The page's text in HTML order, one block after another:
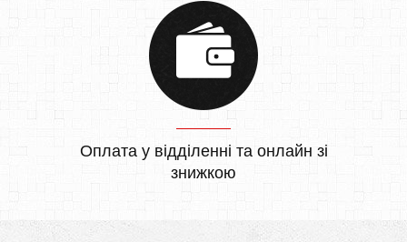
Оплата у відділенні та онлайн зі
знижкою